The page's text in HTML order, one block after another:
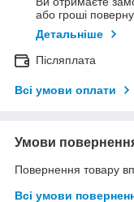
або гроші
Детальніше
Післяплата
Всі умови оплати
Умови
Повернення товару
Всі умови